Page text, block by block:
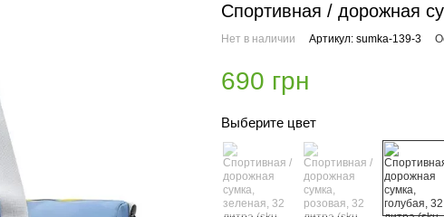
Спортивная / дорожная
Нет в наличии Артикул: sumka-139-3
690 грн
Выберите цвет